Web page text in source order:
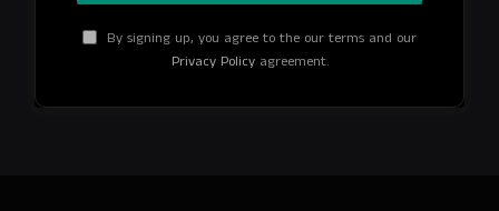
By signing up, you agree to the our terms and our
Privacy Policyagreement.